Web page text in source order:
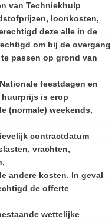
van Techniekhulp
loonkosten,
deze alle in de
om bij de overgang
passen op grond van
feestdagen en
is erop
(normale) weekends,
contractdatum
vrachten,
andere kosten. In geval
de offerte
wettelijke